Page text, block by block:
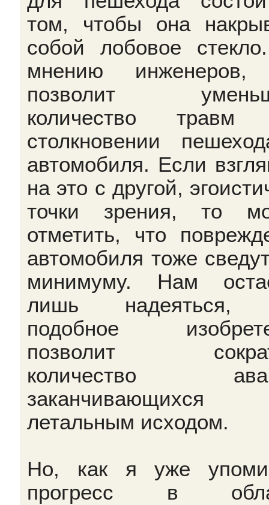
том, чтобы она
собой лобовое
мнению инженеров,
позволит
количество травм
столкновении
автомобиля. Если
на это с другой,
точки зрения, то
отметить, что
автомобиля тоже
минимуму. Нам
лишь надеяться,
подобное
позволит
количество
заканчивающихся
летальным исходом.
Но, как я уже
прогресс в